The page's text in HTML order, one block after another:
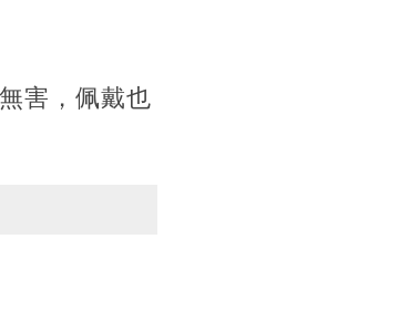
害，佩戴也